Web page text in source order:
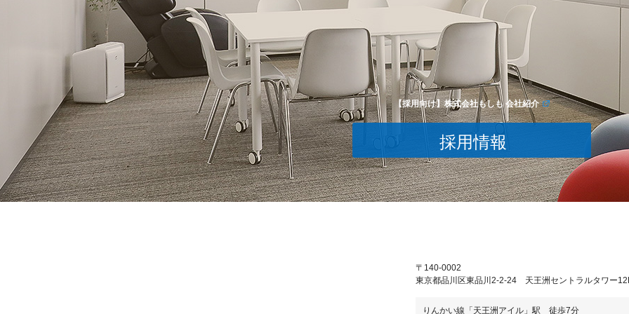
【採用向け】株式会社もしも 会社紹介
採用情報
〒140-0002
東京都品川区東品川2-2-24 天王洲セントラルタワー
りんかい線「天王洲アイル」駅 徒歩7分